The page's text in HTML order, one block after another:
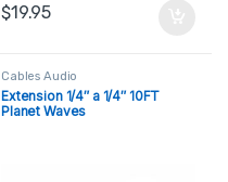
$19.95
Cables Audio
Extension 1/4″ a 1/4″ 10FT
Planet Waves